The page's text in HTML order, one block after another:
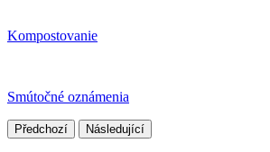
Kompostovanie
Smútočné oznámenia
Předchozí Následující